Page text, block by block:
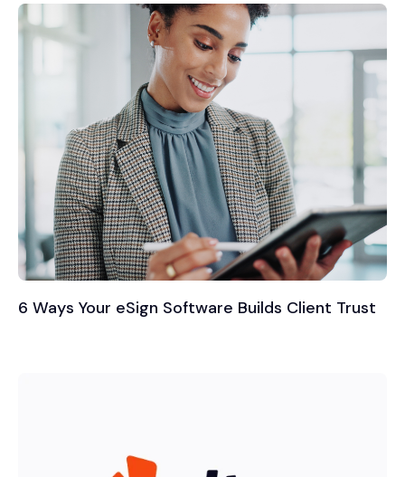
6 Ways Your eSign Software Builds Client Trust